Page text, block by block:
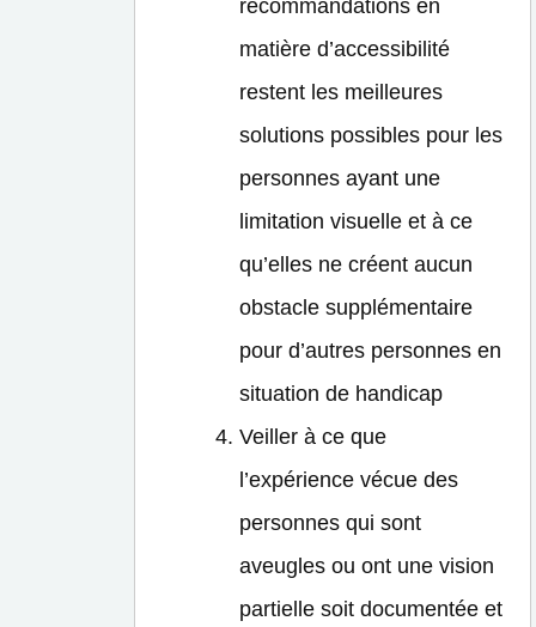
recommandations en
matière d’accessibilité
restent les meilleures
solutions possibles pour les
personnes ayant une
limitation visuelle et à ce
qu’elles ne créent aucun
obstacle supplémentaire
pour d’autres personnes en
situation de handicap
Veiller à ce que
l’expérience vécue des
personnes qui sont
aveugles ou ont une vision
partielle soit documentée et